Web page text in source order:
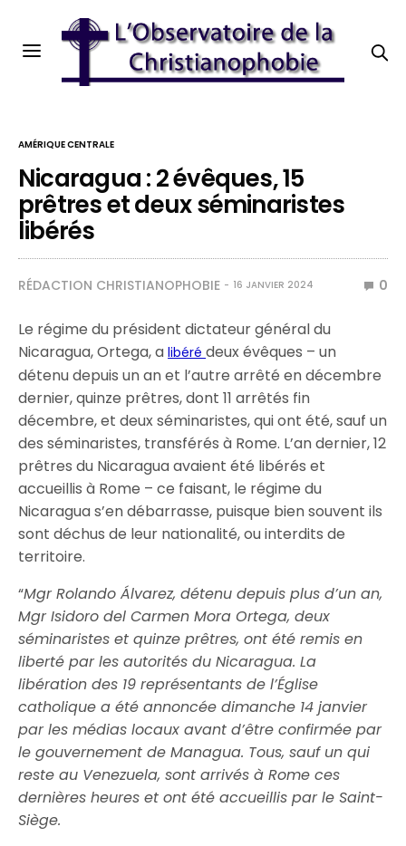
AMÉRIQUE CENTRALE
Nicaragua : 2 évêques, 15
prêtres et deux séminaristes
libérés
RÉDACTION CHRISTIANOPHOBIE 16 JANVIER 2024 0
Le régime du président dictateur général du
Nicaragua, Ortega, alibérédeux évêques – un
détenu depuis un an et l’autre arrêté en décembre
dernier, quinze prêtres, dont 11 arrêtés fin
décembre, et deux séminaristes, qui ont été, sauf un
des séminaristes, transférés à Rome. L’an dernier, 12
prêtres du Nicaragua avaient été libérés et
accueillis à Rome – ce faisant, le régime du
Nicaragua s’en débarrasse, puisque bien souvent ils
sont déchus de leur nationalité, ou interdits de
territoire.
“Mgr Rolando Álvarez, détenu depuis plus d’un an,
Mgr Isidoro del Carmen Mora Ortega, deux
séminaristes et quinze prêtres, ont été remis en
liberté par les autorités du Nicaragua. La
libération des 19 représentants de l’Église
catholique a été annoncée dimanche 14 janvier
par les médias locaux avant d’être confirmée par
le gouvernement de Managua. Tous, sauf un qui
reste au Venezuela, sont arrivés à Rome ces
dernières heures et ont été accueillis par le Saint-
Siège.